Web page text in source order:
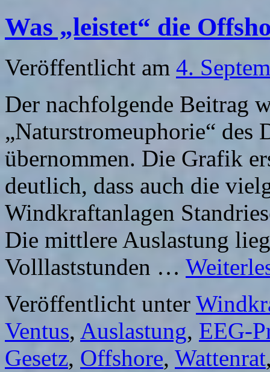
Die
machen
Was „leistet“ die
Veröffentlicht am 4.
Der nachfolgende Beitrag
„Naturstromeuphorie“
übernommen. Die Grafik
deutlich, dass auch die
Windkraftanlagen
Die mittlere Auslastung
Volllaststunden …
Veröffentlicht unter
Ventus, Auslastung, EEG-
Gesetz, Offshore, Wattenrat